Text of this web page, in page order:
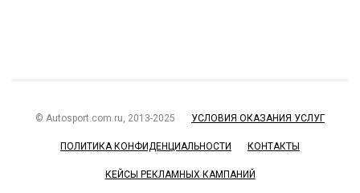
© Autosport.com.ru, 2013-2025 УСЛОВИЯ ОКАЗАНИЯ УСЛУГ
ПОЛИТИКА КОНФИДЕНЦИАЛЬНОСТИ КОНТАКТЫ
КЕЙСЫ РЕКЛАМНЫХ КАМПАНИЙ